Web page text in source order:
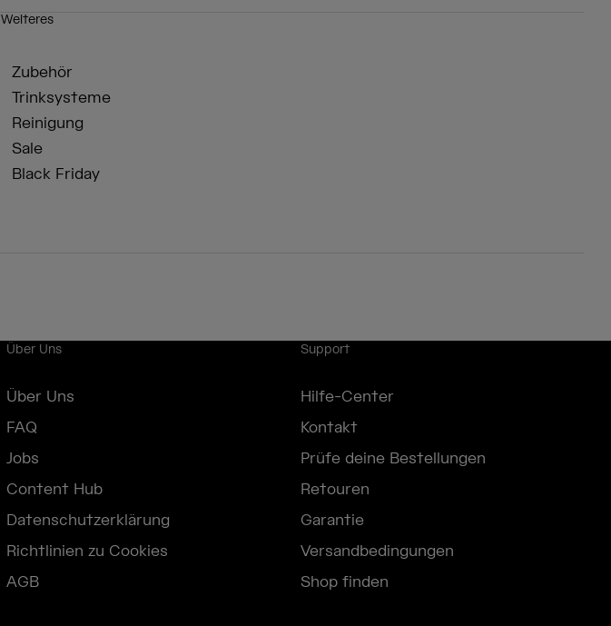
Weiteres
Zubehör
Trinksysteme
Reinigung
Sale
Black Friday
Über Uns
Über Uns
FAQ
Jobs
Content Hub
Datenschutzerklärung
Richtlinien zu Cookies
AGB
Support
Hilfe-Center
Kontakt
Prüfe deine Bestellungen
Retouren
Garantie
Versandbedingungen
Shop finden